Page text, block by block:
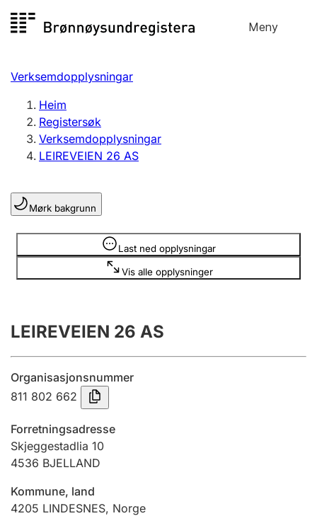
til
Meny
Registersøk
Aksjeselskap
Enkeltpersonføretak
Registrere, endre, slette
Lag og foreining
Registrere, endre, slette
Innsending og forseinkingsgebyr
Tinglysing
Jeger
Verksemdopplysningar
Heim
Registersøk
Verksemdopplysningar
LEIREVEIEN 26 AS
Mørk bakgrunn
Last ned opplysningar
Vis alle opplysninger
Opplysninger er skjult
LEIREVEIEN 26 AS
Organisasjonsnummer
811 802 662
Forretningsadresse
Skjeggestadlia 10
4536 BJELLAND
Kommune, land
4205 LINDESNES, Norge